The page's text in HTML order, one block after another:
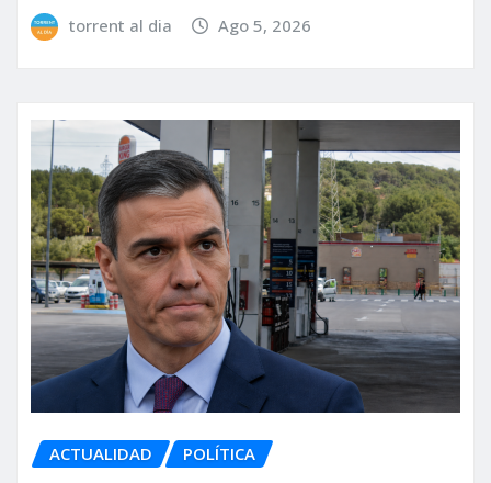
torrent al dia Ago 5, 2026
ACTUALIDAD POLÍTICA